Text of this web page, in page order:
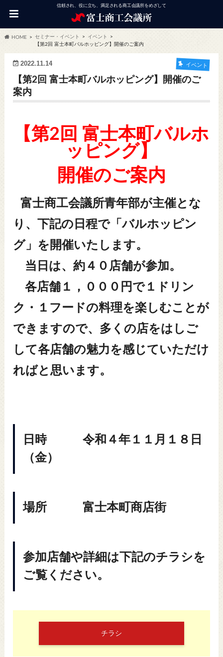
信頼され、役に立ち、満足される商工会議所をめざして
HOME セミナー・イベント
イベント
【第2回 富士本町バルホッピング】開催のご案内
2022.11.14 イベント
【第2回 富士本町バルホッピング】開催のご
案内
【第2回 富士本町バルホ
ッピング】
開催のご案内
富⼠商⼯会議所⻘年部が主催とな
り、下記の日程で「バルホッピン
グ」を開催いたします。
当日は、約４０店舗が参加。
各店舗１，０００円で１ドリン
ク・１フードの料理を楽しむことが
できますので、多くの店をはしご
して各店舗の魅力を感じていただけ
ればと思います。
日時 令和４年１１月１８日
（金）
場所 富士本町商店街
参加店舗や詳細は下記のチラシを
ご覧ください。
チラシ